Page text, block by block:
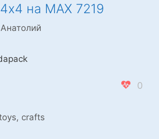
на MAX 7219
Анатолий
0
crafts